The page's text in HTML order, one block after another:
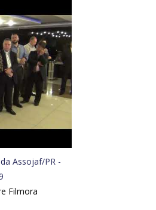
Assojaf/PR -
Filmora